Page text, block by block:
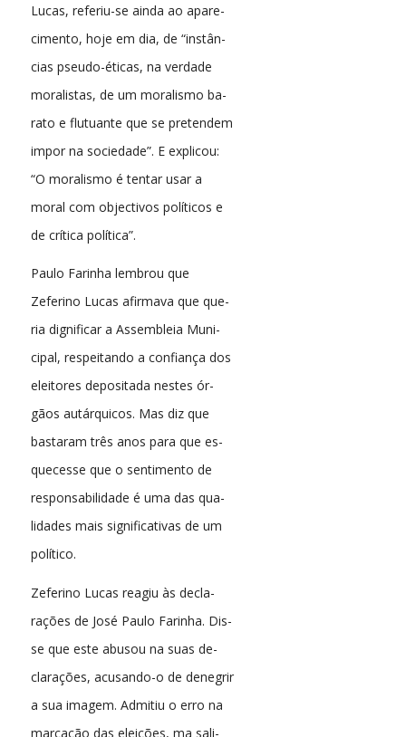
Lucas, referiu-se ainda ao apare-
cimento, hoje em dia, de “instân-
cias pseudo-éticas, na verdade
moralistas, de um moralismo ba-
rato e flutuante que se pretendem
impor na sociedade”. E explicou:
“O moralismo é tentar usar a
moral com objectivos políticos e
de crítica política”.
Paulo Farinha lembrou que
Zeferino Lucas afirmava que que-
ria dignificar a Assembleia Muni-
cipal, respeitando a confiança dos
eleitores depositada nestes ór-
gãos autárquicos. Mas diz que
bastaram três anos para que es-
quecesse que o sentimento de
responsabilidade é uma das qua-
lidades mais significativas de um
político.
Zeferino Lucas reagiu às decla-
rações de José Paulo Farinha. Dis-
se que este abusou na suas de-
clarações, acusando-o de denegrir
a sua imagem. Admitiu o erro na
marcação das eleições, ma sali-